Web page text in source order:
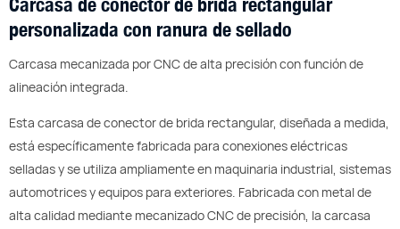
personalizada con ranura de sellado
Carcasa mecanizada por CNC de alta precisión con función de
alineación integrada.
Esta carcasa de conector de brida rectangular, diseñada a medida,
está específicamente fabricada para conexiones eléctricas
selladas y se utiliza ampliamente en maquinaria industrial, sistemas
automotrices y equipos para exteriores. Fabricada con metal de
alta calidad mediante mecanizado CNC de precisión, la carcasa